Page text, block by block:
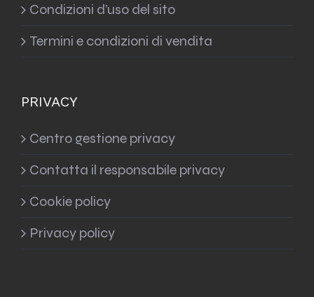
Condizioni d’uso del sito
Termini e condizioni di vendita
PRIVACY
Centro gestione privacy
Contatta il responsabile privacy
Cookie policy
Privacy policy